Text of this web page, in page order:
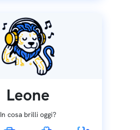
Leone
In cosa brilli oggi?